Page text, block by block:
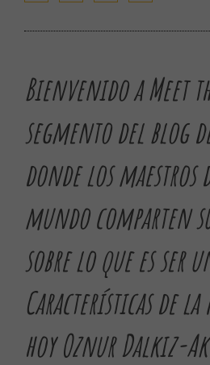
Bienvenido a Meet
segmento del blog
donde los maestros
mundo comparten
sobre lo que es ser
Características de
hoyOznur Dalkiz-